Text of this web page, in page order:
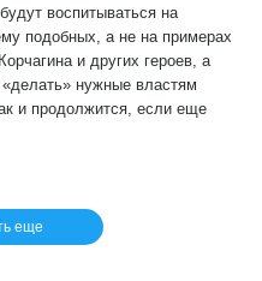
воспитываться на
подобных, а не на примерах
и других героев, а
нужные властям
и продолжится, если еще
еще